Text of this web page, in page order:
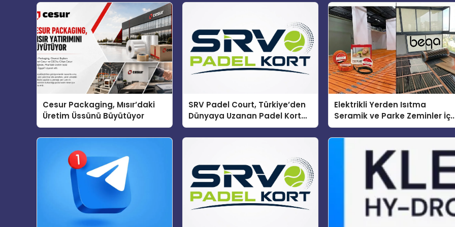
Cesur Packaging, Mısır’daki
Üretim Üssünü Büyütüyor
SRV Padel Court, Türkiye’den
Dünyaya Uzanan Padel Kort
Üretiminde Güvenin Adresi
Elektrikli Yerden Isıtma
Seramik ve Parke Zeminler
En Verimli Çözümler